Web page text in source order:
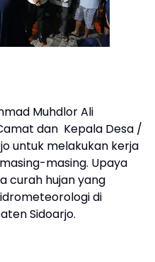
Muhdlor Ali
dan Kepala Desa /
untuk melakukan kerja
masing. Upaya
curah hujan yang
di
Sidoarjo.